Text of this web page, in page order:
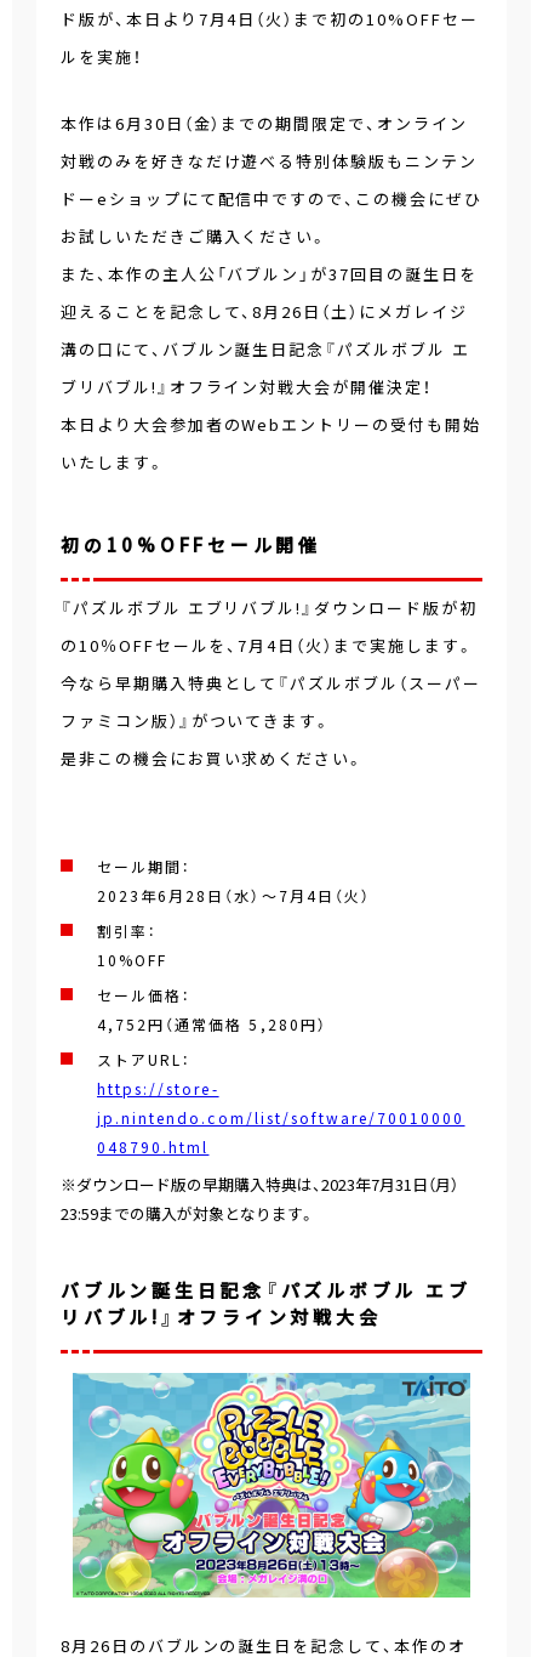
ド版が、本日より7月4日（火）まで初の10%OFFセー
ルを実施！
本作は6月30日（金）までの期間限定で、オンライン
対戦のみを好きなだけ遊べる特別体験版もニンテン
ドーeショップにて配信中ですので、この機会にぜひ
お試しいただきご購入ください。
また、本作の主人公「バブルン」が37回目の誕生日を
迎えることを記念して、8月26日（土）にメガレイジ
溝の口にて、バブルン誕生日記念『パズルボブル エ
ブリバブル!』オフライン対戦大会が開催決定！
本日より大会参加者のWebエントリーの受付も開始
いたします。
初の10%OFFセール開催
『パズルボブル エブリバブル!』ダウンロード版が初
の10％OFFセールを、7月4日（火）まで実施します。
今なら早期購入特典として『パズルボブル（スーパー
ファミコン版）』がついてきます。
是非この機会にお買い求めください。
セール期間：
2023年6月28日（水）～7月4日（火）
割引率：
10%OFF
セール価格：
4,752円（通常価格 5,280円）
ストアURL：
https://store-
jp.nintendo.com/list/software/70010000
048790.html
※ダウンロード版の早期購入特典は、2023年7月31日（月）
23:59までの購入が対象となります。
バブルン誕生日記念『パズルボブル エブ
リバブル!』オフライン対戦大会
8月26日のバブルンの誕生日を記念して、本作のオ